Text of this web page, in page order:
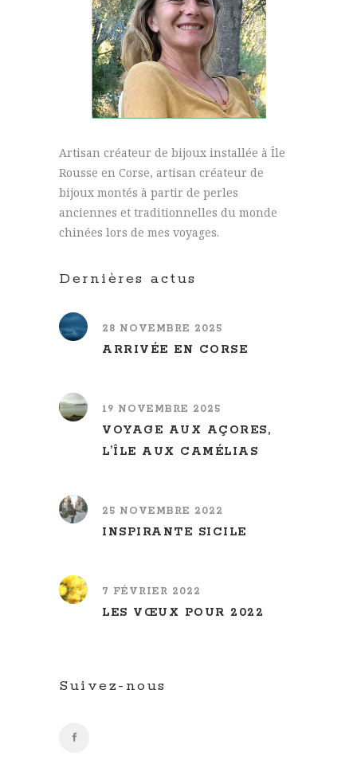
Artisan créateur de bijoux installée à Île
Rousse en Corse, artisan créateur de
bijoux montés à partir de perles
anciennes et traditionnelles du monde
chinées lors de mes voyages.
Dernières actus
28 NOVEMBRE 2025
ARRIVÉE EN CORSE
19 NOVEMBRE 2025
VOYAGE AUX AÇORES,
L’ÎLE AUX CAMÉLIAS
25 NOVEMBRE 2022
INSPIRANTE SICILE
7 FÉVRIER 2022
LES VŒUX POUR 2022
Suivez-nous